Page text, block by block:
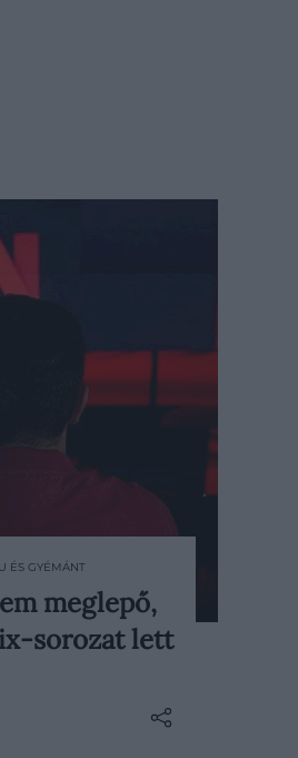
második
tarolt az év utolsó
ÉS GYÉMÁNT
meglepő,
sorozat lett